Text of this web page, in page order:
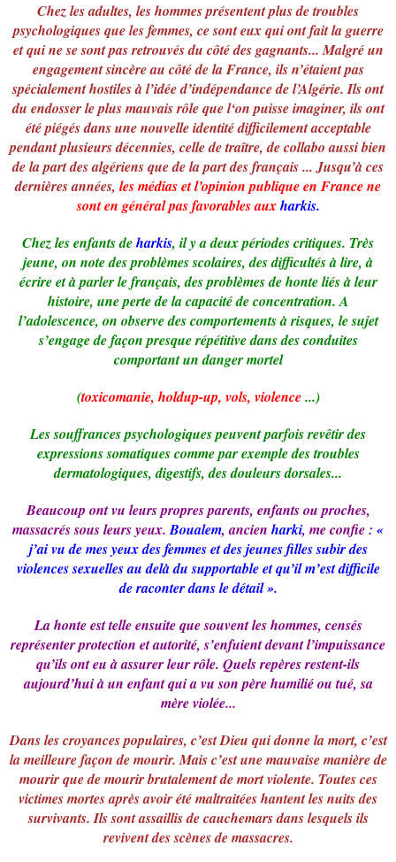
Chez les adultes, les hommes présentent plus de troubles
psychologiques que les femmes, ce sont eux qui ont fait la guerre
et qui ne se sont pas retrouvés du côté des gagnants... Malgré un
engagement sincère au côté de la France, ils n’étaient pas
spécialement hostiles à l’idée d’indépendance de l’Algérie. Ils ont
du endosser le plus mauvais rôle que l‘on puisse imaginer, ils ont
été piégés dans une nouvelle identité difficilement acceptable
pendant plusieurs décennies, celle de traître, de collabo aussi bien
de la part des algériens que de la part des français ... Jusqu’à ces
dernières années, les médias et l’opinion publique en France ne
sont en général pas favorables auxharkis.
Chez les enfants deharkis, il y a deux périodes critiques. Très
jeune, on note des problèmes scolaires, des difficultés à lire, à
écrire et à parler le français, des problèmes de honte liés à leur
histoire, une perte de la capacité de concentration. A
l’adolescence, on observe des comportements à risques, le sujet
s’engage de façon presque répétitive dans des conduites
comportant un danger mortel
(toxicomanie, holdup-up, vols, violence...)
Les souffrances psychologiques peuvent parfois revêtir des
expressions somatiques comme par exemple des troubles
dermatologiques, digestifs, des douleurs dorsales...
Beaucoup ont vu leurs propres parents, enfants ou proches,
massacrés sous leurs yeux.Boualem, ancien harki, me confie : «
j’ai vu de mes yeux des femmes et des jeunes filles subir des
violences sexuelles au delà du supportable et qu’il m’est difficile
de raconter dans le détail ».
La honte est telle ensuite que souvent les hommes, censés
représenter protection et autorité, s’enfuient devant l’impuissance
qu’ils ont eu à assurer leur rôle. Quels repères restent-ils
aujourd’hui à un enfant qui a vu son père humilié ou tué, sa
mère violée...
Dans les croyances populaires, c’est Dieu qui donne la mort, c’est
la meilleure façon de mourir. Mais c’est une mauvaise manière de
mourir que de mourir brutalement de mort violente. Toutes ces
victimes mortes après avoir été maltraitées hantent les nuits des
survivants. Ils sont assaillis de cauchemars dans lesquels ils
revivent des scènes de massacres.